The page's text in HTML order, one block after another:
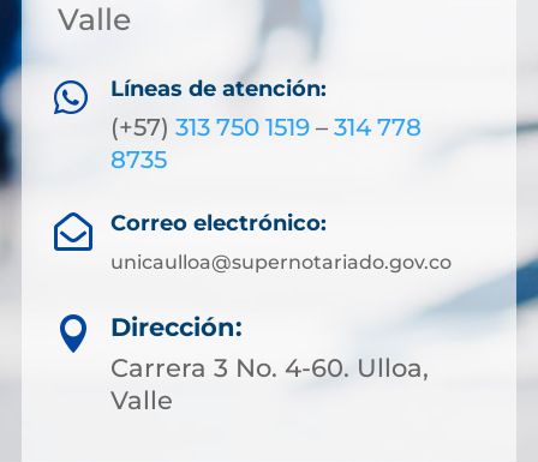
Valle
 Líneas de atención:
(+57) 313 750 1519 – 314 778
8735
 Correo electrónico:
unicaulloa@supernotariado.gov.co

Dirección:
Carrera 3 No. 4-60. Ulloa,
Valle